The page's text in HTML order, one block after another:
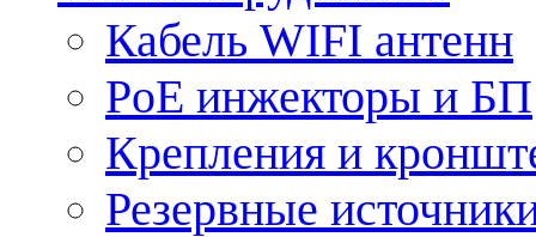
Кабель WIFI антенн
PoE инжекторы и БП
Крепления и
Резервные